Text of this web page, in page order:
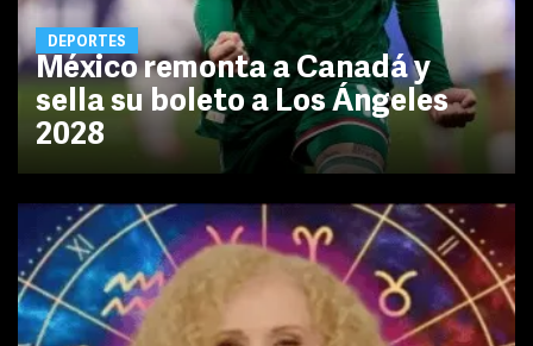
DEPORTES
México remonta a Canadá y
sella su boleto a Los Ángeles
2028